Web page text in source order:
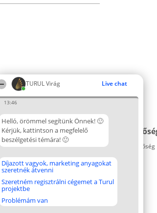
TURUL Virág Live chat
13:46
Helló, örömmel segítünk Önnek! 🙂
Kérjük, kattintson a megfelelő
beszélgetési témára! 🙂
Díjazott vagyok, marketing anyagokat
szeretnék átvenni
Szeretném regisztrálni cégemet a Turul
projektbe
Problémám van
S.R.L.
4, Ap. 13
53-238
36737675
033 425 71
Népszavazás
Nyertesek
díjazottak
Szabályok
Státusz
Prywatności
Elérhetőség